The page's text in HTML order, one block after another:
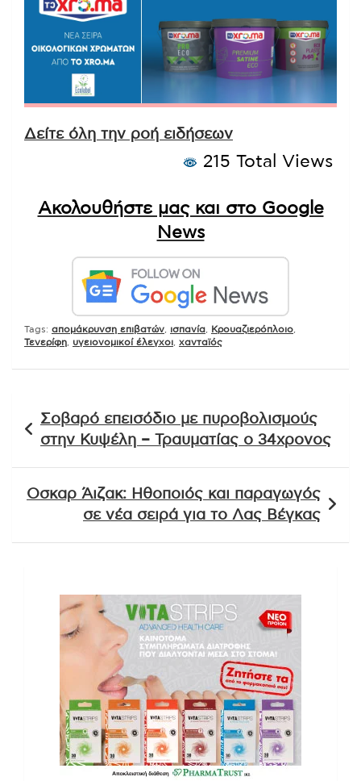
Δείτε όλη την ροή ειδήσεων
215 Total Views
Ακολουθήστε μας και στο Google
News
Tags: απομάκρυνση επιβατών ισπανία Κρουαζιερόπλοιο
Τενερίφη
υγειονομικοί έλεγχοι χανταϊός
άρθρων
Σοβαρό επεισόδιο με πυροβολισμούς
στην Κυψέλη – Τραυματίας ο 34χρονος
Οσκαρ Άιζακ: Ηθοποιός και παραγωγός
σε νέα σειρά για το Λας Βέγκας